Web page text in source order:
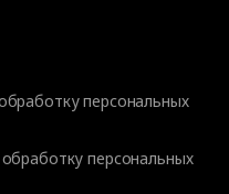
персональных
персональных